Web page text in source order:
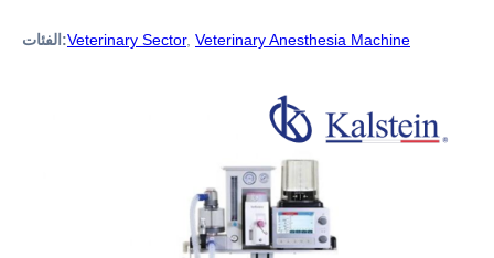
الفئات:Veterinary Sector, Veterinary Anesthesia Machine